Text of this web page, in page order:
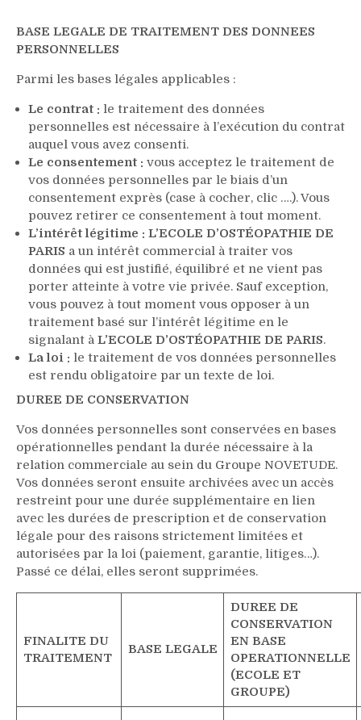
BASE LEGALE DE TRAITEMENT DES DONNEES
PERSONNELLES
Parmi les bases légales applicables :
Le contrat : le traitement des données
personnelles est nécessaire à l’exécution du contrat
auquel vous avez consenti.
Le consentement : vous acceptez le traitement de
vos données personnelles par le biais d’un
consentement exprès (case à cocher, clic ….). Vous
pouvez retirer ce consentement à tout moment.
L’intérêt légitime : L’ECOLE D’OSTÉOPATHIE DE
PARIS a un intérêt commercial à traiter vos
données qui est justifié, équilibré et ne vient pas
porter atteinte à votre vie privée. Sauf exception,
vous pouvez à tout moment vous opposer à un
traitement basé sur l’intérêt légitime en le
signalant à L’ECOLE D’OSTÉOPATHIE DE PARIS.
La loi : le traitement de vos données personnelles
est rendu obligatoire par un texte de loi.
DUREE DE CONSERVATION
Vos données personnelles sont conservées en bases
opérationnelles pendant la durée nécessaire à la
relation commerciale au sein du Groupe NOVETUDE.
Vos données seront ensuite archivées avec un accès
restreint pour une durée supplémentaire en lien
avec les durées de prescription et de conservation
légale pour des raisons strictement limitées et
autorisées par la loi (paiement, garantie, litiges…).
Passé ce délai, elles seront supprimées.
FINALITE DU
TRAITEMENT
BASE LEGALE
DUREE DE
CONSERVATION
EN BASE
OPERATIONNELLE
(ECOLE ET
GROUPE)